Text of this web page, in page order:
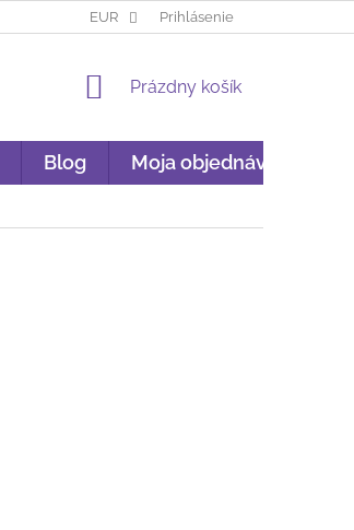
GARANCIA ORIGINALITY
EUR Prihlásenie
NÁKUPNÝ
Prázdny košík
Blog Moja objednávka